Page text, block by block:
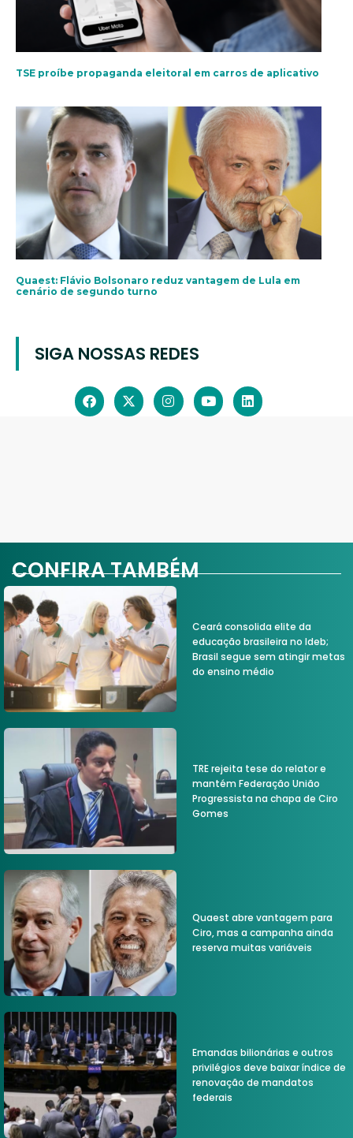
TSE proíbe propaganda eleitoral em carros de aplicativo
Quaest: Flávio Bolsonaro reduz vantagem de Lula em
cenário de segundo turno
SIGA NOSSAS REDES
CONFIRA TAMBÉM
Ceará consolida elite da
educação brasileira no Ideb;
Brasil segue sem atingir metas
do ensino médio
TRE rejeita tese do relator e
mantém Federação União
Progressista na chapa de Ciro
Gomes
Quaest abre vantagem para
Ciro, mas a campanha ainda
reserva muitas variáveis
Emandas bilionárias e outros
privilégios deve baixar índice de
renovação de mandatos
federais